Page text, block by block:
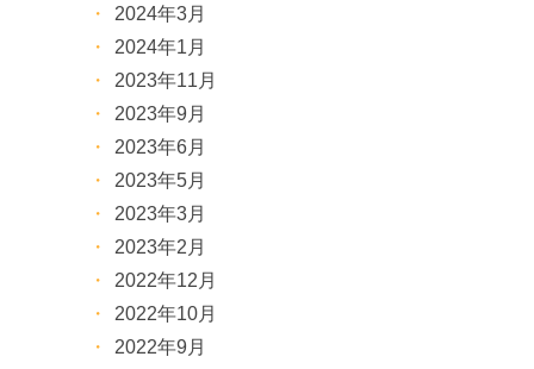
2024年3月
2024年1月
2023年11月
2023年9月
2023年6月
2023年5月
2023年3月
2023年2月
2022年12月
2022年10月
2022年9月